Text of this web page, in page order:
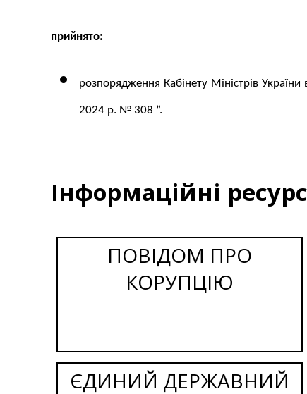
прийнято:
розпорядження Кабінету Міністрів
2024 р. № 308 ”.
Інформаційні
ПОВІДОМ ПРО
КОРУПЦІЮ
ЄДИНИЙ ДЕРЖАВНИЙ